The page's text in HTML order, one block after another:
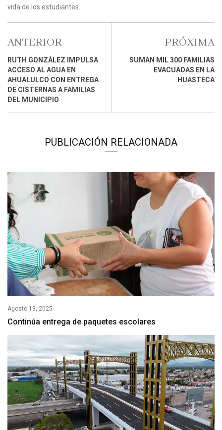
vida de los estudiantes.
ANTERIOR
RUTH GONZÁLEZ IMPULSA
ACCESO AL AGUA EN
AHUALULCO CON ENTREGA
DE CISTERNAS A FAMILIAS
DEL MUNICIPIO
PRÓXIMA
SUMAN MIL 300 FAMILIAS
EVACUADAS EN LA
HUASTECA
PUBLICACIÓN RELACIONADA
Agosto 13, 2025
Continúa entrega de paquetes escolares